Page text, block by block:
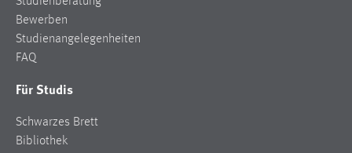
Bewerben
Studienangelegenheiten
FAQ
Für Studis
Schwarzes Brett
Bibliothek